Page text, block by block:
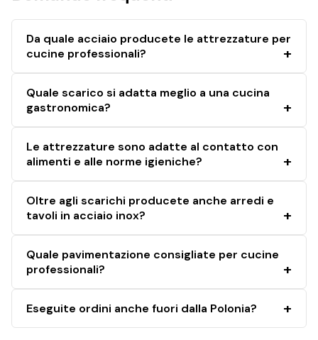
Da quale acciaio producete le attrezzature per
cucine professionali?
Quale scarico si adatta meglio a una cucina
gastronomica?
Le attrezzature sono adatte al contatto con
alimenti e alle norme igieniche?
Oltre agli scarichi producete anche arredi e
tavoli in acciaio inox?
Quale pavimentazione consigliate per cucine
professionali?
Eseguite ordini anche fuori dalla Polonia?